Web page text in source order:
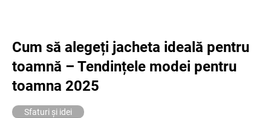
Cum să alegeți jacheta ideală pentru
toamnă – Tendințele modei pentru
toamna 2025
Sfaturi și idei